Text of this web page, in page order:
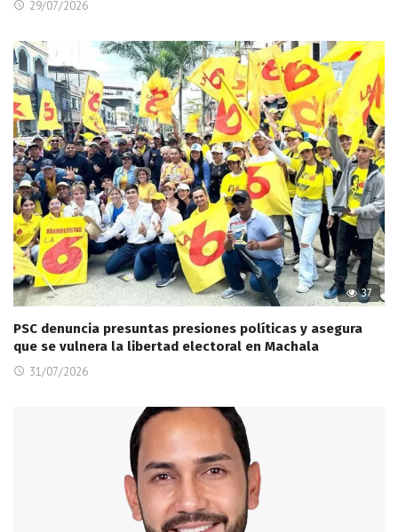
29/07/2026
37
PSC denuncia presuntas presiones políticas y asegura
que se vulnera la libertad electoral en Machala
31/07/2026